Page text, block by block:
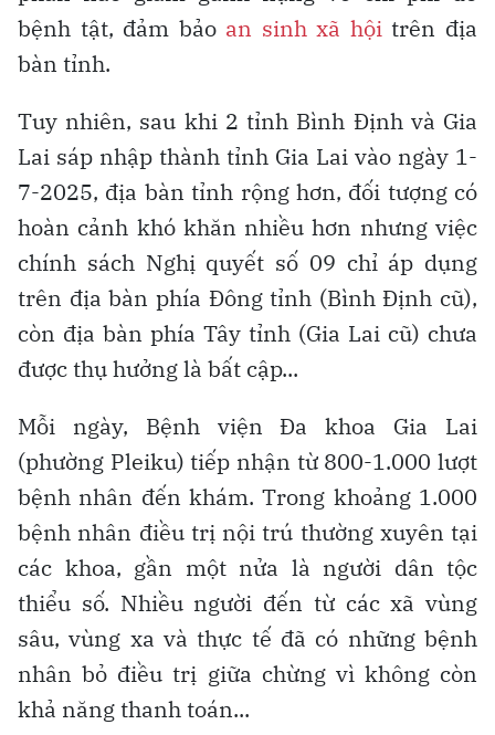
bệnh tật, đảm bảo an sinh xã hộitrên địa
bàn tỉnh.
Tuy nhiên, sau khi 2 tỉnh Bình Định và Gia
Lai sáp nhập thành tỉnh Gia Lai vào ngày 1-
7-2025, địa bàn tỉnh rộng hơn, đối tượng có
hoàn cảnh khó khăn nhiều hơn nhưng việc
chính sách Nghị quyết số 09 chỉ áp dụng
trên địa bàn phía Đông tỉnh (Bình Định cũ),
còn địa bàn phía Tây tỉnh (Gia Lai cũ) chưa
được thụ hưởng là bất cập...
Mỗi ngày, Bệnh viện Đa khoa Gia Lai
(phường Pleiku) tiếp nhận từ 800-1.000 lượt
bệnh nhân đến khám. Trong khoảng 1.000
bệnh nhân điều trị nội trú thường xuyên tại
các khoa, gần một nửa là người dân tộc
thiểu số. Nhiều người đến từ các xã vùng
sâu, vùng xa và thực tế đã có những bệnh
nhân bỏ điều trị giữa chừng vì không còn
khả năng thanh toán...